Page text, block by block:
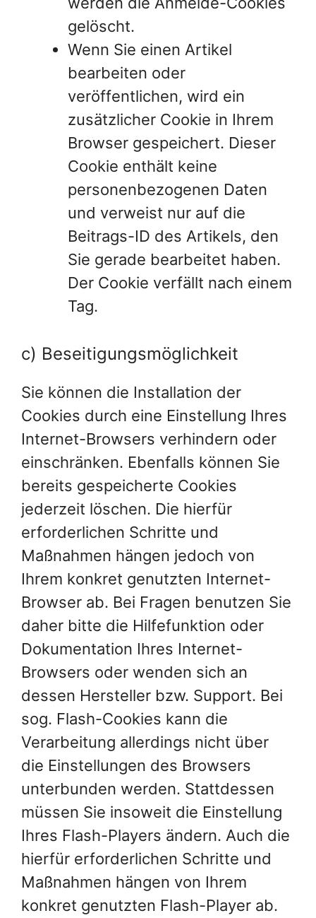
gelöscht.
Wenn Sie einen Artikel
bearbeiten oder
veröffentlichen, wird ein
zusätzlicher Cookie in Ihrem
Browser gespeichert. Dieser
Cookie enthält keine
personenbezogenen Daten
und verweist nur auf die
Beitrags-ID des Artikels, den
Sie gerade bearbeitet haben.
Der Cookie verfällt nach einem
Tag.
c) Beseitigungsmöglichkeit
Sie können die Installation der
Cookies durch eine Einstellung Ihres
Internet-Browsers verhindern oder
einschränken. Ebenfalls können Sie
bereits gespeicherte Cookies
jederzeit löschen. Die hierfür
erforderlichen Schritte und
Maßnahmen hängen jedoch von
Ihrem konkret genutzten Internet-
Browser ab. Bei Fragen benutzen Sie
daher bitte die Hilfefunktion oder
Dokumentation Ihres Internet-
Browsers oder wenden sich an
dessen Hersteller bzw. Support. Bei
sog. Flash-Cookies kann die
Verarbeitung allerdings nicht über
die Einstellungen des Browsers
unterbunden werden. Stattdessen
müssen Sie insoweit die Einstellung
Ihres Flash-Players ändern. Auch die
hierfür erforderlichen Schritte und
Maßnahmen hängen von Ihrem
konkret genutzten Flash-Player ab.